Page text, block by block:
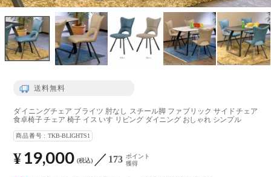
送料無料
ダイニングチェア ブライツ 肘なし スチール脚 ファブリック サイドチェア
食卓椅子 チェア 椅子 イス いす リビング ダイニング おしゃれ シンプル
商品番号 TKB-BLIGHTS1
¥ 19,000 税込 173 ポイント
獲得